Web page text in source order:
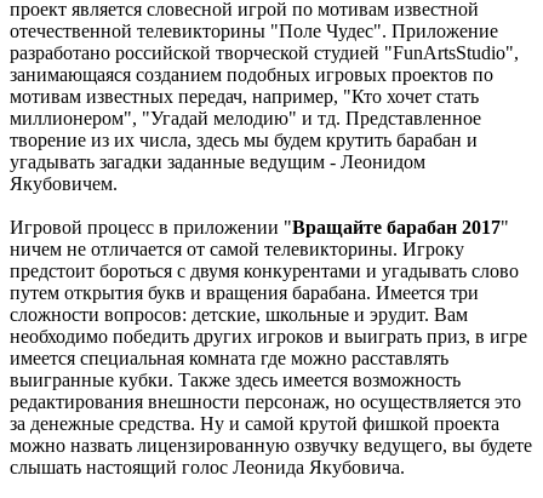
проект является словесной игрой по мотивам известной
отечественной телевикторины "Поле Чудес". Приложение
разработано российской творческой студией "FunArtsStudio",
занимающаяся созданием подобных игровых проектов по
мотивам известных передач, например, "Кто хочет стать
миллионером", "Угадай мелодию" и тд. Представленное
творение из их числа, здесь мы будем крутить барабан и
угадывать загадки заданные ведущим - Леонидом
Якубовичем.
Игровой процесс в приложении "Вращайте барабан 2017"
ничем не отличается от самой телевикторины. Игроку
предстоит бороться с двумя конкурентами и угадывать слово
путем открытия букв и вращения барабана. Имеется три
сложности вопросов: детские, школьные и эрудит. Вам
необходимо победить других игроков и выиграть приз, в игре
имеется специальная комната где можно расставлять
выигранные кубки. Также здесь имеется возможность
редактирования внешности персонаж, но осуществляется это
за денежные средства. Ну и самой крутой фишкой проекта
можно назвать лицензированную озвучку ведущего, вы будете
слышать настоящий голос Леонида Якубовича.